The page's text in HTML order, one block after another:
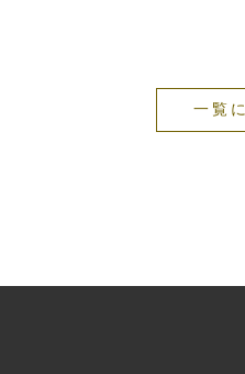
一覧